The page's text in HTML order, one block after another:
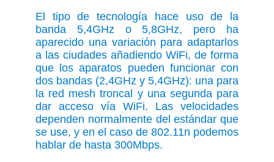
El tipo de tecnología hace uso de la
banda 5,4GHz o 5,8GHz, pero ha
aparecido una variación para adaptarlos
a las ciudades añadiendo WiFi, de forma
que los aparatos pueden funcionar con
dos bandas (2,4GHz y 5,4GHz): una para
la red mesh troncal y una segunda para
dar acceso vía WiFi. Las velocidades
dependen normalmente del estándar que
se use, y en el caso de 802.11n podemos
hablar de hasta 300Mbps.